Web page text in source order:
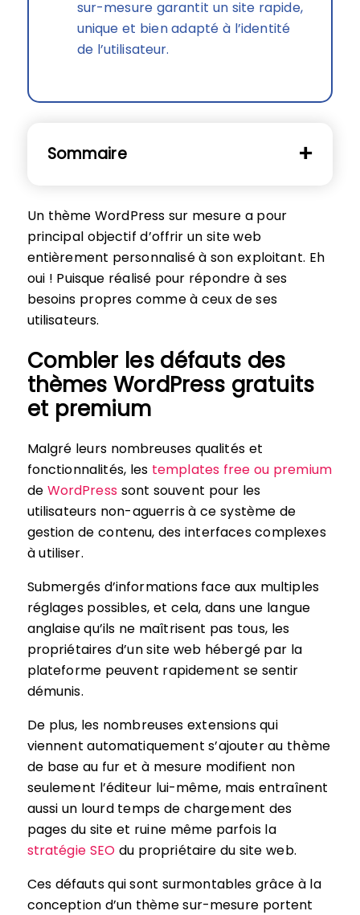
sur-mesure garantit un site rapide,
unique et bien adapté à l’identité
de l’utilisateur.
Sommaire
Un thème WordPress sur mesure a pour
principal objectif d’offrir un site web
entièrement personnalisé à son exploitant. Eh
oui ! Puisque réalisé pour répondre à ses
besoins propres comme à ceux de ses
utilisateurs.
Combler les défauts des
thèmes WordPress gratuits
et premium
Malgré leurs nombreuses qualités et
fonctionnalités, les templates free ou premium
de WordPresssont souvent pour les
utilisateurs non-aguerris à ce système de
gestion de contenu, des interfaces complexes
à utiliser.
Submergés d’informations face aux multiples
réglages possibles, et cela, dans une langue
anglaise qu’ils ne maîtrisent pas tous, les
propriétaires d’un site web hébergé par la
plateforme peuvent rapidement se sentir
démunis.
De plus, les nombreuses extensions qui
viennent automatiquement s’ajouter au thème
de base au fur et à mesure modifient non
seulement l’éditeur lui-même, mais entraînent
aussi un lourd temps de chargement des
pages du site et ruine même parfois la
stratégie SEO du propriétaire du site web.
Ces défauts qui sont surmontables grâce à la
conception d’un thème sur-mesure portent